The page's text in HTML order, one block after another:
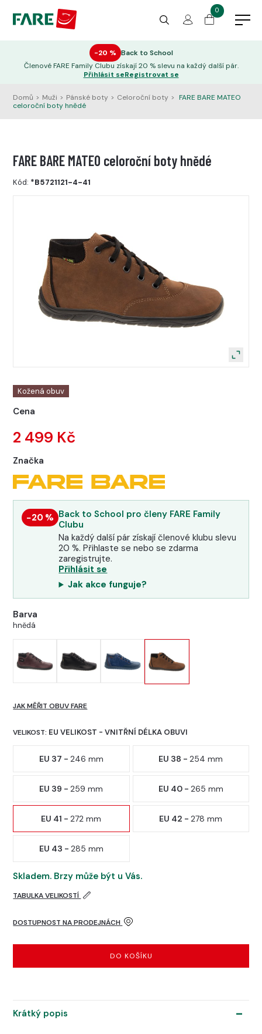
0
−20 % Back to School
Členové FARE Family Clubu získají 20 % slevu na každý další pár.
Přihlásit seRegistrovat se
Domů > Muži > Pánské boty > Celoroční boty > FARE BARE MATEO
celoroční boty hnědé
FARE BARE MATEO celoroční boty hnědé
Kód: *B5721121-4-41
Kožená obuv
Cena
2 499 Kč
Značka
−20 % Back to School pro členy FARE Family
Clubu
Na každý další pár získají členové klubu slevu
20 %. Přihlaste se nebo se zdarma
zaregistrujte.
Přihlásit se
Jak akce funguje?
Barva
hnědá
VELIKOST: EU VELIKOST - VNITŘNÍ DÉLKA OBUVI
JAK MĚŘIT OBUV FARE
EU 37 - 246 mm EU 38 -254 mm
EU 39 -259 mm EU 40 - 265 mm
EU 41 -272 mm EU 42 -278 mm
EU 43 - 285 mm
Skladem. Brzy může být u Vás.
TABULKA VELIKOSTÍ
DOSTUPNOST NA PRODEJNÁCH
DO KOŠÍKU
Krátký popis